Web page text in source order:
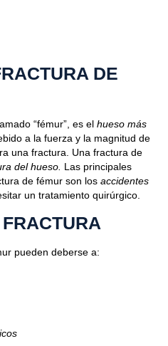
DE
“fémur”, es elhueso más
a la fuerza y la magnitud de
una fractura. Una fractura de
del hueso. Las principales
de fémur son losaccidentes
un tratamiento quirúrgico.
pueden deberse a: